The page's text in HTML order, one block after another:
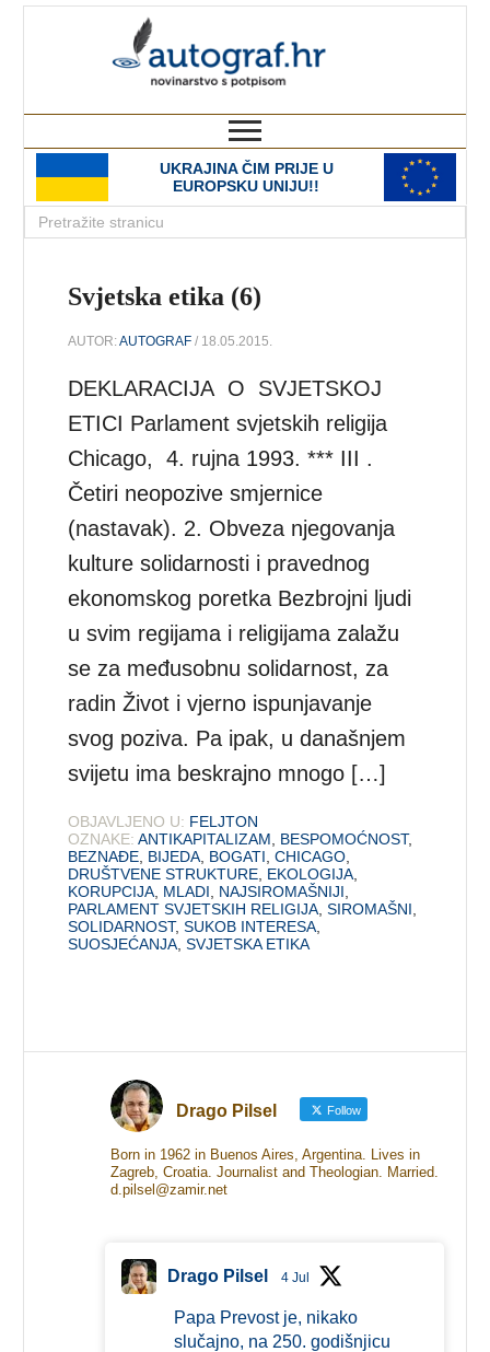
UKRAJINA ČIM PRIJE U
EUROPSKU UNIJU!!
Svjetska etika (6)
AUTOR:AUTOGRAF / 18.05.2015.
DEKLARACIJA O SVJETSKOJ
ETICI Parlament svjetskih religija
Chicago, 4. rujna 1993. *** III .
Četiri neopozive smjernice
(nastavak). 2. Obveza njegovanja
kulture solidarnosti i pravednog
ekonomskog poretka Bezbrojni ljudi
u svim regijama i religijama zalažu
se za međusobnu solidarnost, za
radin Život i vjerno ispunjavanje
svog poziva. Pa ipak, u današnjem
svijetu ima beskrajno mnogo […]
OBJAVLJENO U: FELJTON
OZNAKE: ANTIKAPITALIZAM BESPOMOĆNOST,
BEZNAĐE BIJEDA BOGATI ,CHICAGO
DRUŠTVENE STRUKTURE EKOLOGIJA
KORUPCIJA MLADI NAJSIROMAŠNIJI
PARLAMENT SVJETSKIH RELIGIJA ,SIROMAŠNI
SOLIDARNOST,SUKOB INTERESA
SUOSJEĆANJA ,SVJETSKA ETIKA
Drago Pilsel Follow
Born in 1962 in Buenos Aires, Argentina. Lives in
Zagreb, Croatia. Journalist and Theologian. Married.
d.pilsel@zamir.net
Drago Pilsel 4 Jul
Papa Prevost je, nikako
slučajno, na 250. godišnjicu